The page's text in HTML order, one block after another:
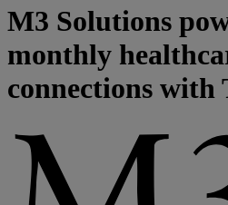
M3 Solutions
monthly
connections with